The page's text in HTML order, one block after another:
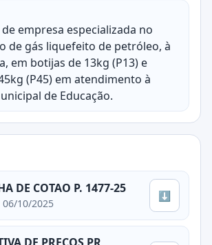
empresa especializada no
de gás liquefeito de petróleo, à
em botijas de 13kg (P13) e
(P45) em atendimento à
de Educação.
DE COTAO P. 1477-25
10/2025
⬇